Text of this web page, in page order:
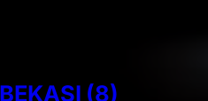
(8)